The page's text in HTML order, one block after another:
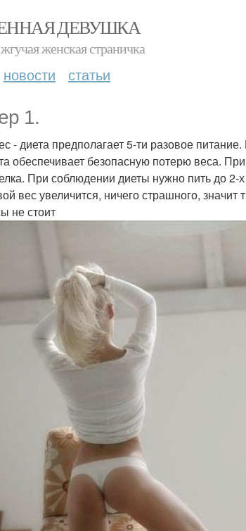
ДЕВУШКА
женская страничка
новости статьи
1.
- диета предполагает 5-ти разовое
обеспечивает безопасную потерю веса.
При соблюдении диеты нужно пить до 2-
вес увеличится, ничего страшного,
не стоит